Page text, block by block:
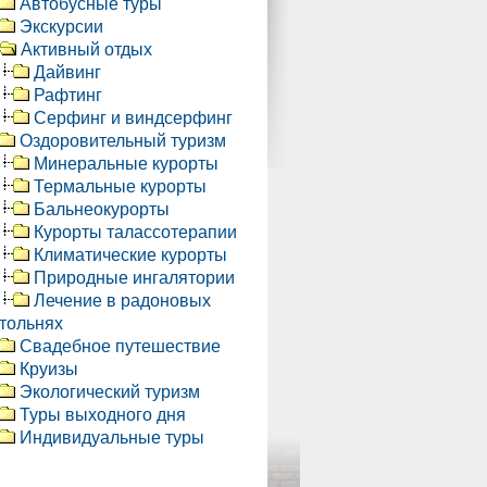
Автобусные туры
Экскурсии
Активный отдых
Дайвинг
Рафтинг
Серфинг и виндсерфинг
Оздоровительный туризм
Минеральные курорты
Термальные курорты
Бальнеокурорты
Курорты талассотерапии
Климатические курорты
Природные ингалятории
Лечение в радоновых
Свадебное путешествие
Круизы
Экологический туризм
Туры выходного дня
Индивидуальные туры